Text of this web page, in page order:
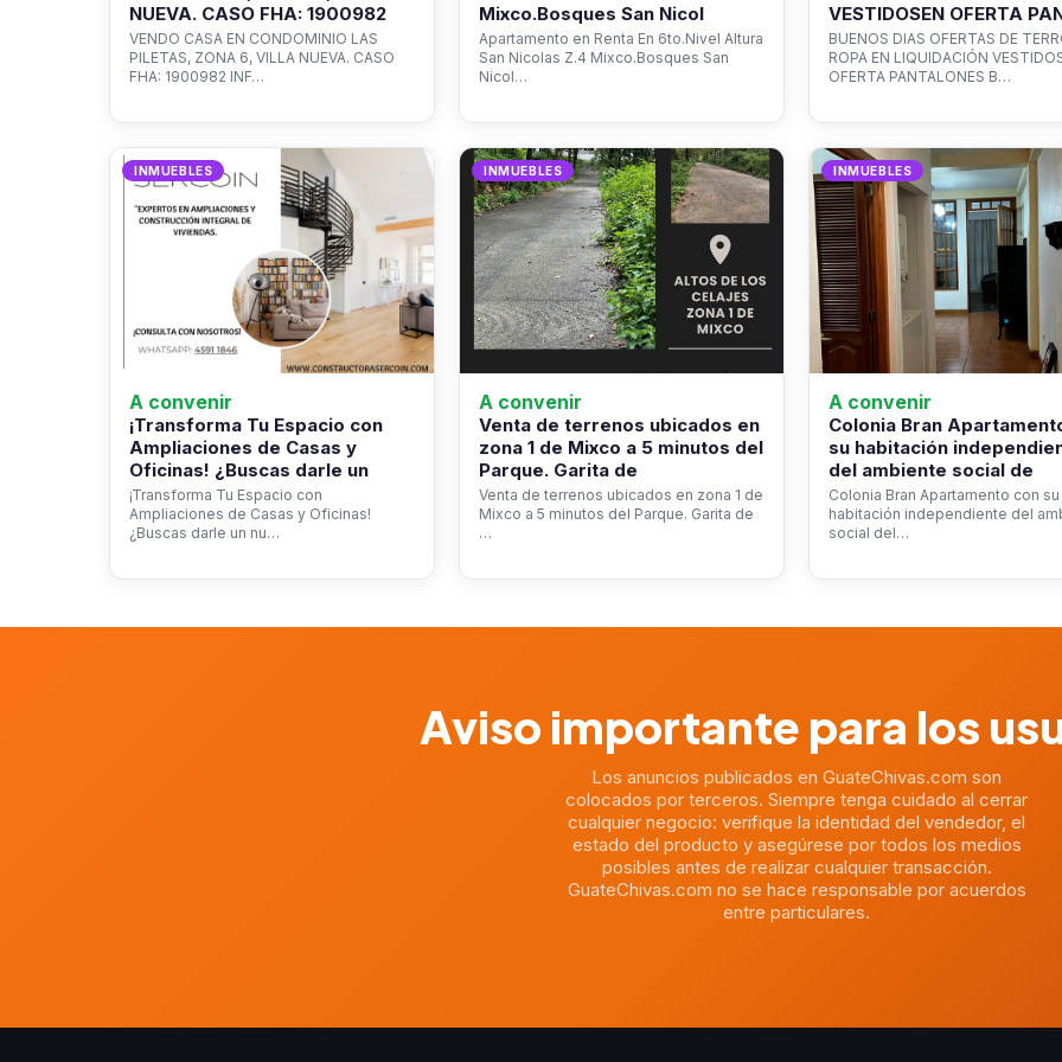
NUEVA. CASO FHA: 1900982
VENDO CASA EN CONDOMINIO LAS
PILETAS, ZONA 6, VILLA NUEVA. CASO
FHA: 1900982 INF…
Mixco.Bosques San Nicol
Apartamento en Renta En 6to.Nivel Altura
San Nicolas Z.4 Mixco.Bosques San
Nicol…
VESTIDOSEN OFERTA
BUENOS DIAS OFERTAS DE
ROPA EN LIQUIDACIÓN
OFERTA PANTALONES B…
INMUEBLES
A convenir
¡Transforma Tu Espacio con
Ampliaciones de Casas y
Oficinas! ¿Buscas darle un
¡Transforma Tu Espacio con
Ampliaciones de Casas y Oficinas!
¿Buscas darle un nu…
INMUEBLES
A convenir
Venta de terrenos ubicados en
zona 1 de Mixco a 5 minutos del
Parque. Garita de
Venta de terrenos ubicados en zona 1 de
Mixco a 5 minutos del Parque. Garita de
…
INMUEBLES
A convenir
Colonia Bran
su habitación
del ambiente social de
Colonia Bran Apartamento con su
habitación independiente del
social del…
Aviso importante para los
Los anuncios publicados en GuateChivas.com son
colocados por terceros. Siempre tenga cuidado al cerrar
cualquier negocio: verifique la identidad del vendedor, el
estado del producto y asegúrese por todos los medios
posibles antes de realizar cualquier transacción.
GuateChivas.com no se hace responsable por acuerdos
entre particulares.